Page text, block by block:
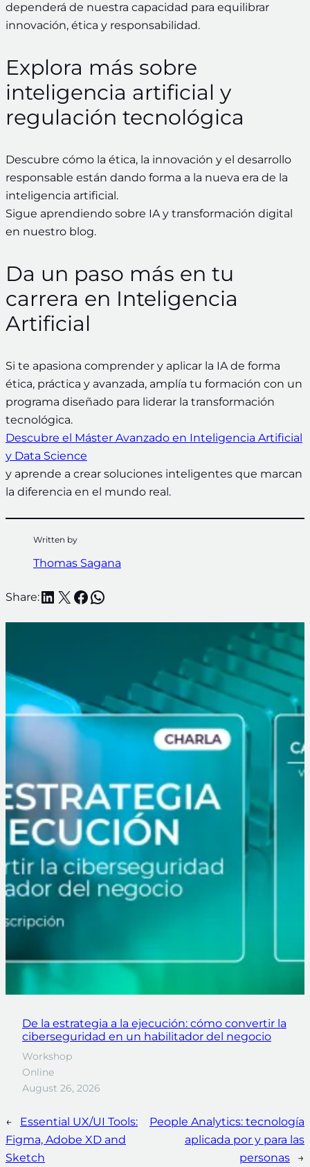
dependerá de nuestra capacidad para equilibrar
innovación, ética y responsabilidad.
Explora más sobre
inteligencia artificial y
regulación tecnológica
Descubre cómo la ética, la innovación y el desarrollo
responsable están dando forma a la nueva era de la
inteligencia artificial.
Sigue aprendiendo sobre IA y transformación digital
en nuestro blog.
Da un paso más en tu
carrera en Inteligencia
Artificial
Si te apasiona comprender y aplicar la IA de forma
ética, práctica y avanzada, amplía tu formación con un
programa diseñado para liderar la transformación
tecnológica.
Descubre el Máster Avanzado en Inteligencia Artificial
y Data Science
y aprende a crear soluciones inteligentes que marcan
la diferencia en el mundo real.
Written by
Thomas Sagana
Share:LinkedIn
X Facebook
WhatsApp
De la estrategia a la ejecución: cómo convertir la
ciberseguridad en un habilitador del negocio
Workshop
Online
August 26, 2026
←
Essential UX/UI Tools:
Figma, Adobe XD and
Sketch
People Analytics: tecnología
aplicada por y para las
personas
→